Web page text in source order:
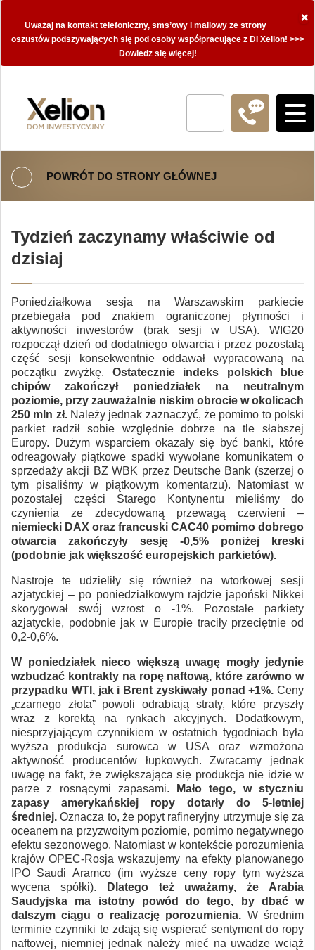
×
Uważaj na kontakt telefoniczny, sms’owy i mailowy ze strony
oszustów podszywających się pod osoby współpracujące z DI Xelion! >>>
Dowiedz się więcej!
POWRÓT DO STRONY GŁÓWNEJ
Tydzień zaczynamy właściwie od
dzisiaj
Poniedziałkowa sesja na Warszawskim parkiecie
przebiegała pod znakiem ograniczonej płynności i
aktywności inwestorów (brak sesji w USA). WIG20
rozpoczął dzień od dodatniego otwarcia i przez pozostałą
część sesji konsekwentnie oddawał wypracowaną na
początku zwyżkę. Ostatecznie indeks polskich blue
chipów zakończył poniedziałek na neutralnym
poziomie, przy zauważalnie niskim obrocie w okolicach
250 mln zł.Należy jednak zaznaczyć, że pomimo to polski
parkiet radził sobie względnie dobrze na tle słabszej
Europy. Dużym wsparciem okazały się być banki, które
odreagowały piątkowe spadki wywołane komunikatem o
sprzedaży akcji BZ WBK przez Deutsche Bank (szerzej o
tym pisaliśmy w piątkowym komentarzu). Natomiast w
pozostałej części Starego Kontynentu mieliśmy do
czynienia ze zdecydowaną przewagą czerwieni –
niemiecki DAX oraz francuski CAC40 pomimo dobrego
otwarcia zakończyły sesję -0,5% poniżej kreski
(podobnie jak większość europejskich parkietów).
Nastroje te udzieliły się również na wtorkowej sesji
azjatyckiej – po poniedziałkowym rajdzie japoński Nikkei
skorygował swój wzrost o -1%. Pozostałe parkiety
azjatyckie, podobnie jak w Europie traciły przeciętnie od
0,2-0,6%.
W poniedziałek nieco większą uwagę mogły jedynie
wzbudzać kontrakty na ropę naftową, które zarówno w
przypadku WTI, jak i Brent zyskiwały ponad +1%. Ceny
„czarnego złota” powoli odrabiają straty, które przyszły
wraz z korektą na rynkach akcyjnych. Dodatkowym,
niesprzyjającym czynnikiem w ostatnich tygodniach była
wyższa produkcja surowca w USA oraz wzmożona
aktywność producentów łupkowych. Zwracamy jednak
uwagę na fakt, że zwiększająca się produkcja nie idzie w
parze z rosnącymi zapasami.
Mało tego, w styczniu
zapasy amerykańskiej ropy dotarły do 5-letniej
średniej. Oznacza to, że popyt rafineryjny utrzymuje się za
oceanem na przyzwoitym poziomie, pomimo negatywnego
efektu sezonowego. Natomiast w kontekście porozumienia
krajów OPEC-Rosja wskazujemy na efekty planowanego
IPO Saudi Aramco (im wyższe ceny ropy tym wyższa
wycena spółki).
Dlatego też uważamy, że Arabia
Saudyjska ma istotny powód do tego, by dbać w
dalszym ciągu o realizację porozumienia. W średnim
terminie czynniki te zdają się wspierać sentyment do ropy
naftowej, niemniej jednak należy mieć na uwadze wciąż